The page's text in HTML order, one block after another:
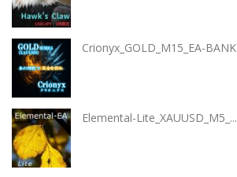
Crionyx_GOLD_M15_EA-BANK
Elemental-Lite_XAUUSD_M5_...